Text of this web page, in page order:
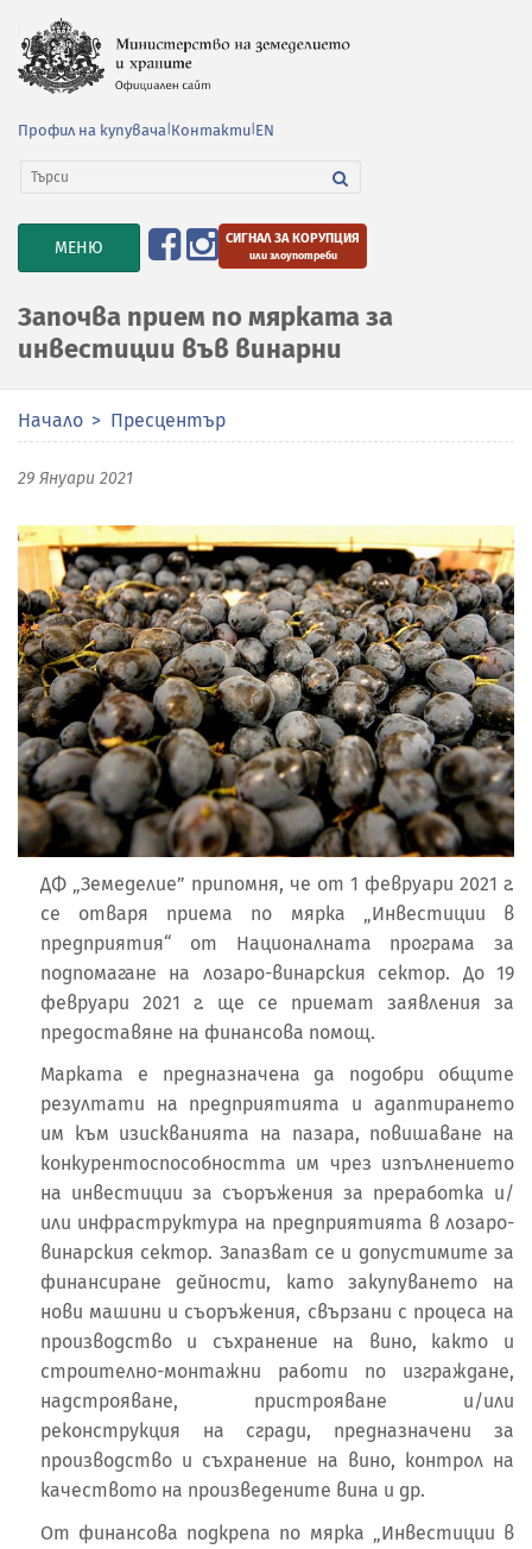
Профил на купувача Контакти EN
TOGGLE
NAVIGATION
МЕНЮ СИГНАЛ ЗА КОРУПЦИЯ
или злоупотреби
Започва прием по мярката за
инвестиции във винарни
Начало Пресцентър
29 Януари 2021
ДФ „Земеделие” припомня, че от 1 февруари 2021 г.
се отваря приема по мярка „Инвестиции в
предприятия“ от Националната програма за
подпомагане на лозаро-винарския сектор. До 19
февруари 2021 г. ще се приемат заявления за
предоставяне на финансова помощ.
Марката е предназначена да подобри общите
резултати на предприятията и адаптирането
им към изискванията на пазара, повишаване на
конкурентоспособността им чрез изпълнението
на инвестиции за съоръжения за преработка и/
или инфраструктура на предприятията в лозаро-
винарския сектор. Запазват се и допустимите за
финансиране дейности, като закупуването на
нови машини и съоръжения, свързани с процеса на
производство и съхранение на вино, както и
строително-монтажни работи по изграждане,
надстрояване, пристрояване и/или
реконструкция на сгради, предназначени за
производство и съхранение на вино, контрол на
качеството на произведените вина и др.
От финансова подкрепа по мярка „Инвестиции в